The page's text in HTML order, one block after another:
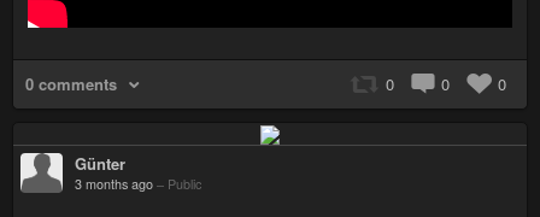
0 comments 0 0 0
Günter
3 months ago – Public